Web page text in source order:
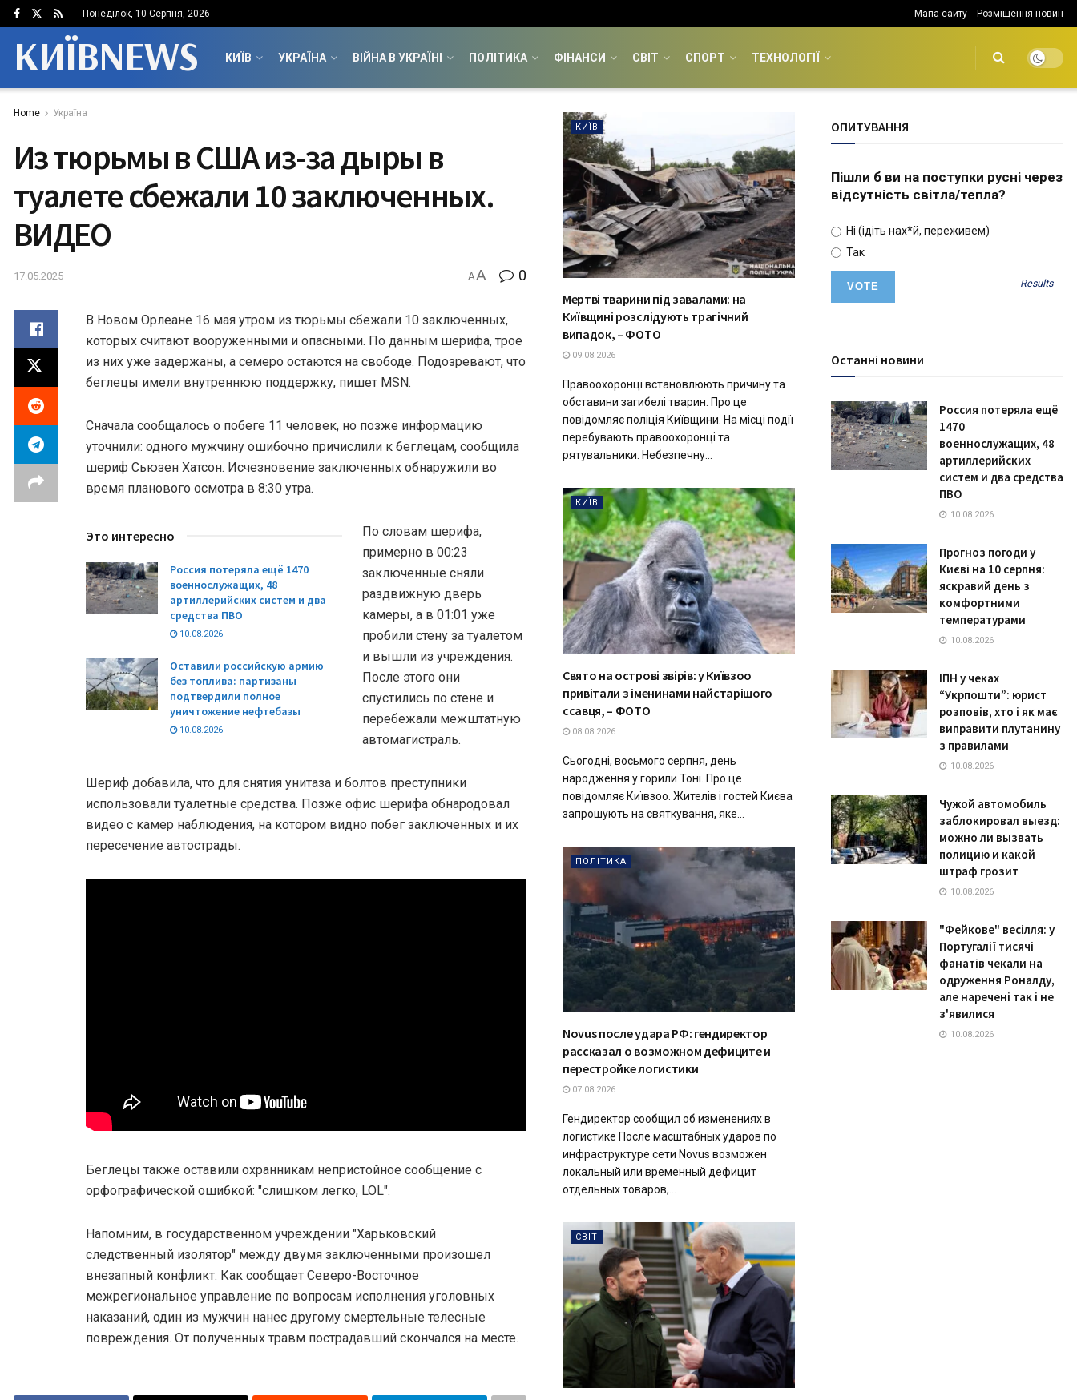
Понеділок, 10 Серпня, 2026 Мапа сайту Розміщення новин
КИЇВNEWS КИЇВ УКРАЇНА ВІЙНА В УКРАЇНІ ПОЛІТИКА ФІНАНСИ СВІТ СПОРТ ТЕХНОЛОГІЇ
Home Україна
Из тюрьмы в США из-за дыры в
туалете сбежали 10 заключенных.
ВИДЕО
17.05.2025 AA 0
В Новом Орлеане 16 мая утром из тюрьмы сбежали 10 заключенных,
которых считают вооруженными и опасными. По данным шерифа, трое
из них уже задержаны, а семеро остаются на свободе. Подозревают, что
беглецы имели внутреннюю поддержку, пишет MSN.
Сначала сообщалось о побеге 11 человек, но позже информацию
уточнили: одного мужчину ошибочно причислили к беглецам, сообщила
шериф Сьюзен Хатсон. Исчезновение заключенных обнаружили во
время планового осмотра в 8:30 утра.
Это интересно
Россия потеряла ещё 1470
военнослужащих, 48
артиллерийских систем и два
средства ПВО
10.08.2026
Оставили российскую армию
без топлива: партизаны
подтвердили полное
уничтожение нефтебазы
10.08.2026
По словам шерифа,
примерно в 00:23
заключенные сняли
раздвижную дверь
камеры, а в 01:01 уже
пробили стену за туалетом
и вышли из учреждения.
После этого они
спустились по стене и
перебежали межштатную
автомагистраль.
Шериф добавила, что для снятия унитаза и болтов преступники
использовали туалетные средства. Позже офис шерифа обнародовал
видео с камер наблюдения, на котором видно побег заключенных и их
пересечение автострады.
Беглецы также оставили охранникам непристойное сообщение с
орфографической ошибкой: "слишком легко, LOL".
Напомним, в государственном учреждении "Харьковский
следственный изолятор" между двумя заключенными произошел
внезапный конфликт. Как сообщает Северо-Восточное
межрегиональное управление по вопросам исполнения уголовных
наказаний, один из мужчин нанес другому смертельные телесные
повреждения. От полученных травм пострадавший скончался на месте.
КИЇВ
Мертві тварини під завалами: на
Київщині розслідують трагічний
випадок, – ФОТО
09.08.2026
Правоохоронці встановлюють причину та
обставини загибелі тварин. Про це
повідомляє поліція Київщини. На місці події
перебувають правоохоронці та
рятувальники. Небезпечну...
КИЇВ
Свято на острові звірів: у Київзоо
привітали з іменинами найстарішого
ссавця, – ФОТО
08.08.2026
Сьогодні, восьмого серпня, день
народження у горили Тоні. Про це
повідомляє Київзоо. Жителів і гостей Києва
запрошують на святкування, яке...
ПОЛІТИКА
Novus после удара РФ: гендиректор
рассказал о возможном дефиците и
перестройке логистики
07.08.2026
Гендиректор сообщил об изменениях в
логистике После масштабных ударов по
инфраструктуре сети Novus возможен
локальный или временный дефицит
отдельных товаров,...
СВІТ
ОПИТУВАННЯ
Пішли б ви на поступки русні через
відсутність світла/тепла?
Ні (ідіть нах*й, переживем)
Так
Results
Останні новини
Россия потеряла ещё
1470
военнослужащих, 48
артиллерийских
систем и два средства
ПВО
10.08.2026
Прогноз погоди у
Києві на 10 серпня:
яскравий день з
комфортними
температурами
10.08.2026
ІПН у чеках
“Укрпошти”: юрист
розповів, хто і як має
виправити плутанину
з правилами
10.08.2026
Чужой автомобиль
заблокировал выезд:
можно ли вызвать
полицию и какой
штраф грозит
10.08.2026
"Фейкове" весілля: у
Португалії тисячі
фанатів чекали на
одруження Роналду,
але наречені так і не
з'явилися
10.08.2026